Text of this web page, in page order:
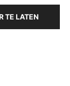
TE LATEN